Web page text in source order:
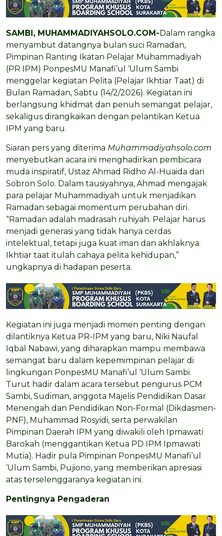
SAMBI, MUHAMMADIYAHSOLO.COM-Dalam rangka
menyambut datangnya bulan suci Ramadan,
Pimpinan Ranting Ikatan Pelajar Muhammadiyah
(PR IPM) PonpesMU Manafi’ul ‘Ulum Sambi
menggelar kegiatan Pelita (Pelajar Ikhtiar Taat) di
Bulan Ramadan, Sabtu (14/2/2026). Kegiatan ini
berlangsung khidmat dan penuh semangat pelajar,
sekaligus dirangkaikan dengan pelantikan Ketua
IPM yang baru.
Siaran pers yang diterima Muhammadiyahsolo.com
menyebutkan acara ini menghadirkan pembicara
muda inspiratif, Ustaz Ahmad Ridho Al-Huaida dari
Sobron Solo. Dalam tausiyahnya, Ahmad mengajak
para pelajar Muhammadiyah untuk menjadikan
Ramadan sebagai momentum perubahan diri.
“Ramadan adalah madrasah ruhiyah. Pelajar harus
menjadi generasi yang tidak hanya cerdas
intelektual, tetapi juga kuat iman dan akhlaknya.
Ikhtiar taat itulah cahaya pelita kehidupan,”
ungkapnya di hadapan peserta.
Kegiatan ini juga menjadi momen penting dengan
dilantiknya Ketua PR-IPM yang baru, Niki Naufal
Iqbal Nabawi, yang diharapkan mampu membawa
semangat baru dalam kepemimpinan pelajar di
lingkungan PonpesMU Manafi’ul ‘Ulum Sambi.
Turut hadir dalam acara tersebut pengurus PCM
Sambi, Sudiman, anggota Majelis Pendidikan Dasar
Menengah dan Pendidikan Non-Formal (Dikdasmen-
PNF), Muhammad Rosyidi, serta perwakilan
Pimpinan Daerah IPM yang diwakili oleh Ipmawati
Barokah (menggantikan Ketua PD IPM Ipmawati
Mutia). Hadir pula Pimpinan PonpesMU Manafi’ul
‘Ulum Sambi, Pujiono, yang memberikan apresiasi
atas terselenggaranya kegiatan ini.
Pentingnya Pengaderan